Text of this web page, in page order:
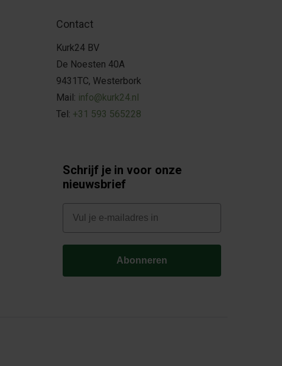
Contact
Kurk24 BV
De Noesten 40A
9431TC, Westerbork
Mail: info@kurk24.nl
Tel: +31 593 565228
Schrijf je in voor onze
nieuwsbrief
E-mail
Abonneren